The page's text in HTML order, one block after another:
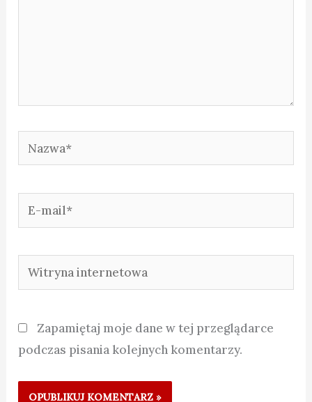
Nazwa*
E-
mail*
Witryna
internetowa
Zapamiętaj moje dane w tej przeglądarce
podczas pisania kolejnych komentarzy.